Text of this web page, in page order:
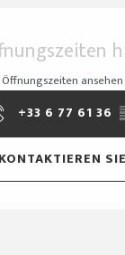
Öffnungszeiten ansehen
+33 6 77 61 36
KONTAKTIEREN